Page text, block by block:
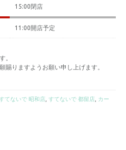
15:00閉店
11:00開店予定
。
賜りますようお願い申し上げます。
てないで 昭和店 すてないで 都留店 カー